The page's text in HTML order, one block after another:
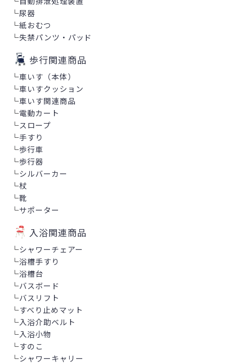
└尿器
└紙おむつ
└失禁パンツ・パッド
歩行関連商品
└車いす（本体）
└車いすクッション
└車いす関連商品
└電動カート
└スロープ
└手すり
└歩行車
└歩行器
└シルバーカー
└杖
└靴
└サポーター
入浴関連商品
└シャワーチェアー
└浴槽手すり
└浴槽台
└バスボード
└バスリフト
└すべり止めマット
└入浴介助ベルト
└入浴小物
└すのこ
└シャワーキャリー